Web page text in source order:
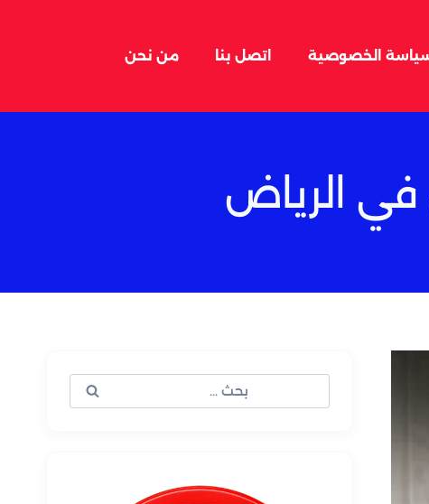
الخصوصية اتصل بنا من نحن
الرياض
عن: